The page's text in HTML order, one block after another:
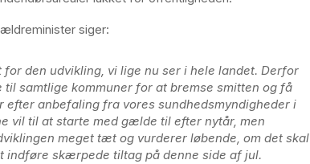
siger:
den udvikling, vi lige nu ser i hele landet. Derfor
samtlige kommuner for at bremse smitten og få
efter anbefaling fra vores sundhedsmyndigheder i
vil til at starte med gælde til efter nytår, men
meget tæt og vurderer løbende, om det skal
indføre skærpede tiltag på denne side af jul.